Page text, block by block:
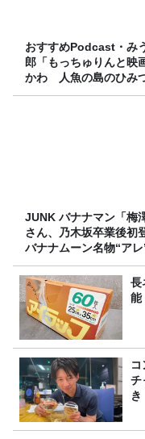
おすすめPodcast・み
郎「もっちゅりんと映
かわ 人魚の島のひみ
JUNK バナナマン「梅澤美波
さん、乃木坂卒業後初
バナナムーン名物“アレ
らう」
長
能
チ
き